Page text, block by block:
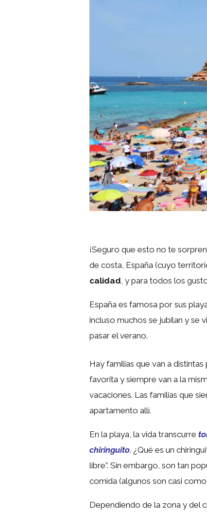
¡Seguro que esto no te
de costa, España (cuyo
calidad, y para todos los
España es famosa por sus
incluso muchos se jubilan y se
pasar el verano.
Hay familias que van a
favorita y siempre van a la
vacaciones. Las familias que
apartamento allí.
En la playa, la vida transcurre
chiringuito. ¿Qué es un
libre”. Sin embargo, son tan
comida (algunos son casi
Dependiendo de la zona y del